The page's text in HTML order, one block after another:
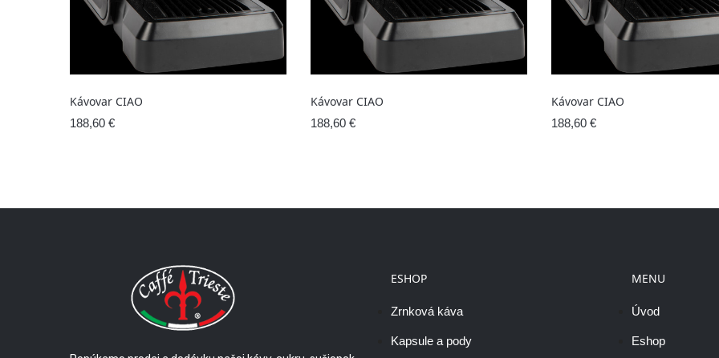
Kávovar CIAO
188,60 €
Kávovar CIAO
188,60 €
Kávovar CIAO
188,60 €
ESHOP
Zrnková káva
Kapsule a pody
MENU
Úvod
Eshop